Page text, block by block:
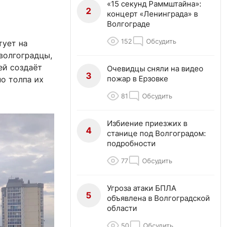
на
создаёт
толпа их
2
«15 секунд Раммштайна»:
концерт «Ленинграда» в
Волгограде
152 Обсудить
3
Очевидцы сняли на видео
пожар в Ерзовке
81 Обсудить
4
Избиение приезжих в
станице под Волгоградом:
подробности
77 Обсудить
5
Угроза атаки БПЛА
объявлена в Волгоградской
области